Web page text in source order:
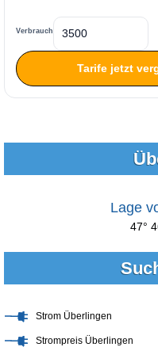
Verbrauch
Tarife jetzt
Lage
47°
Strom Überlingen
Strompreis Überlingen